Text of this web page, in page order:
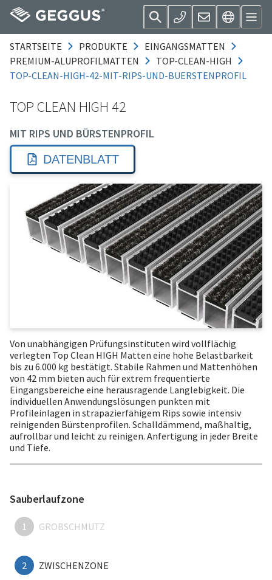
STARTSEITE PRODUKTE
EINGANGSMATTEN
PREMIUM-ALUPROFILMATTEN
TOP-CLEAN-HIGH
TOP-CLEAN-HIGH-42-MIT-RIPS-UND-BUERSTENPROFIL
TOP CLEAN HIGH 42
MIT RIPS UND BÜRSTENPROFIL
DATENBLATT
Von unabhängigen Prüfungsinstituten wird vollflächig
verlegten Top Clean HIGH Matten eine hohe Belastbarkeit
bis zu 6.000 kg bestätigt. Stabile Rahmen und Mattenhöhen
von 42 mm bieten auch für extrem frequentierte
Eingangsbereiche eine herausragende Langlebigkeit. Die
individuellen Anwendungslösungen punkten mit
Profileinlagen in strapazierfähigem Rips sowie intensiv
reinigenden Bürstenprofilen. Schalldämmend, maßhaltig,
aufrollbar und leicht zu reinigen. Anfertigung in jeder Breite
und Tiefe.
Sauberlaufzone
1 GROBSCHMUTZ
2 ZWISCHENZONE